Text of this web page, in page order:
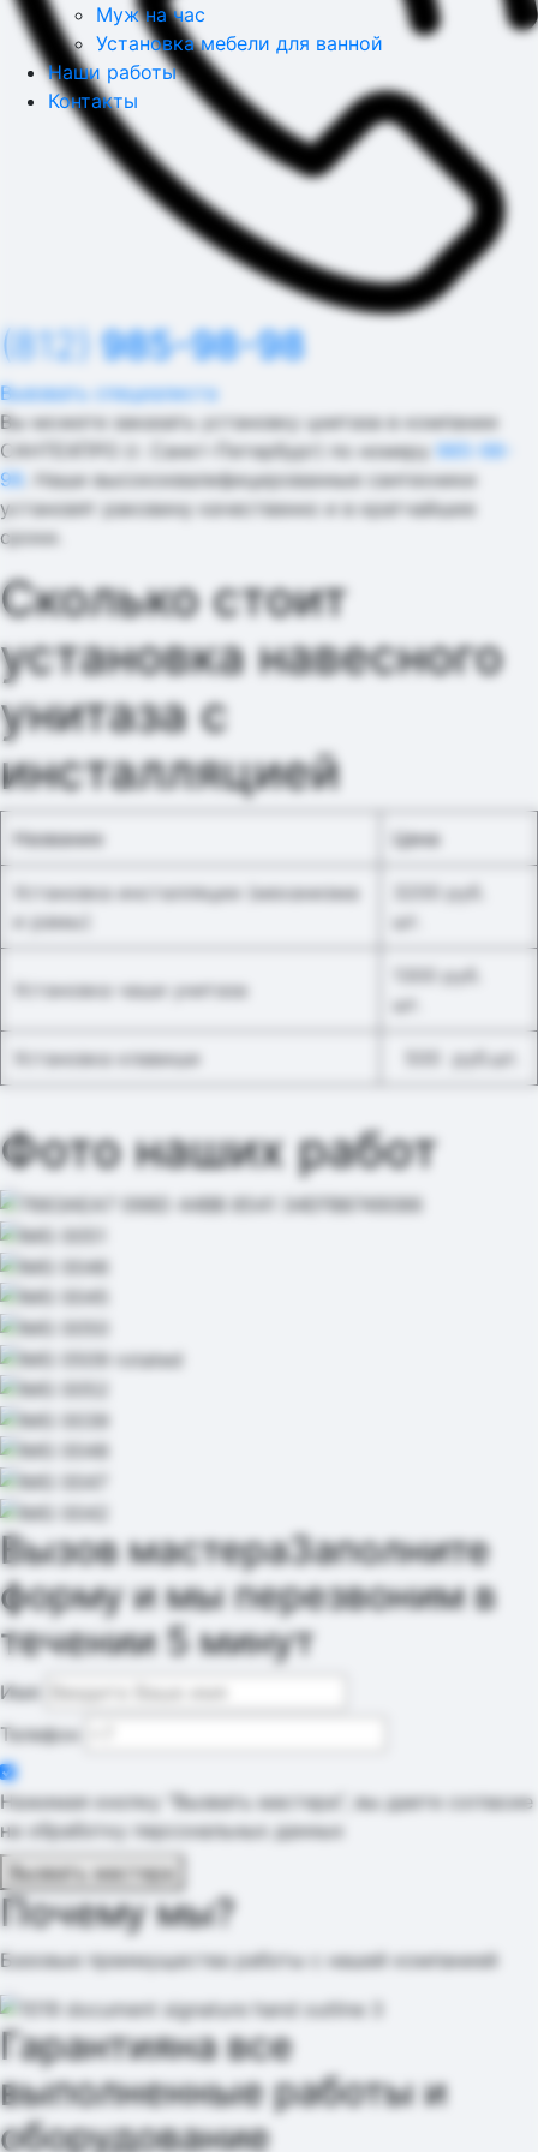
Муж на час
Установка мебели для ванной
Наши работы
Контакты
(812) 985-98-98
Вывзвать специалиста
Вы можете заказать установку цнитаза в компании
САНТЕХПРО (г. Санкт-Петербург) по номеру 985-98-
98 . Наши высококвалифицированные сантехники
установят раковину качественно и в кратчайшие
сроки.
Сколько стоит
установка навесного
унитаза с
инсталляцией
Название Цена
Установка инсталляции (механизма
и рамы)
3200 руб.
шт.
Установка чаши унитаза
1300 руб.
шт.
Установка клавиши 500 руб.шт.
Фото наших работ
Вызов мастераЗаполните
форму и мы перезвоним в
течении 5 минут
Имя
Телефон
Нажимая кнопку "Вызвать мастера", вы даете согласие
на обработку персональных данных
Вызвать мастера
Почему мы?
Базовые преимущества работы с нашей компанией
Гарантияна все
выполненные работы и
оборудование